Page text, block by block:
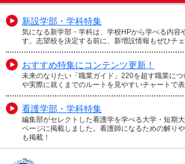
新設学部・学科特集
気になる新学部・学科は、学校HPから学べる内容
す。志望校を決定する前に、新増設情報もぜひチェ
おすすめ特集にコンテンツ更新！
未来のなりたい「職業ガイド」220を超す職業に
や実際に就くまでのルートを見やすいチャートで表
看護学部・学科特集
編集部がセレクトした看護学を学べる大学・短期
ページに掲載しました。看護師になるための解りや
も掲載！